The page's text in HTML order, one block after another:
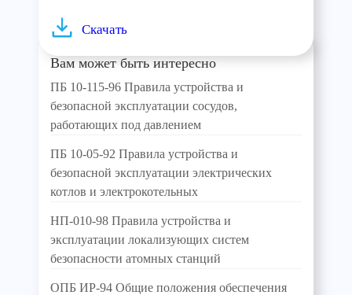
Скачать
Вам может быть интересно
ПБ 10-115-96 Правила устройства и
безопасной эксплуатации сосудов,
работающих под давлением
ПБ 10-05-92 Правила устройства и
безопасной эксплуатации электрических
котлов и электрокотельных
НП-010-98 Правила устройства и
эксплуатации локализующих систем
безопасности атомных станций
ОПБ ИР-94 Общие положения обеспечения